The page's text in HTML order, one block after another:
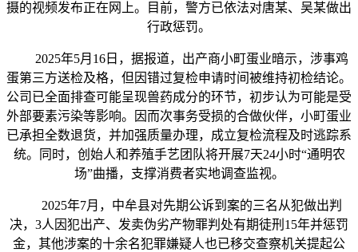
摄的视频发布正在网上。目前，警方已依法对唐某、吴某做出
行政惩罚。
2025年5月16日，据报道，出产商小町蛋业暗示，涉事鸡
蛋第三方送检及格，但因错过复检申请时间被维持初检结论。
公司已全面排查可能呈现兽药成分的环节，初步认为可能是受
外部要素污染等影响。因而次事务受损的合做伙伴，小町蛋业
已承担全数退货，并加强质量办理，成立复检流程及时逃踪系
统。同时，创始人和养殖手艺团队将开展7天24小时“通明农
场”曲播，支撑消费者实地调查监视。
2025年7月，中牟县对先期公诉到案的三名从犯做出判
决，3人因犯出产、发卖伪劣产物罪判处有期徒刑15年并惩罚
金，其他涉案的十余名犯罪嫌疑人也已移交查察机关提起公